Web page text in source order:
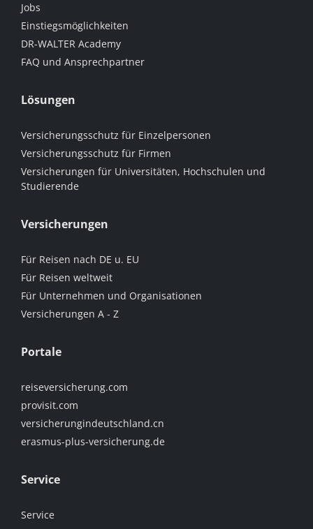
Jobs
Einstiegsmöglichkeiten
DR-WALTER Academy
FAQ und Ansprechpartner
Lösungen
Versicherungsschutz für Einzelpersonen
Versicherungsschutz für Firmen
Versicherungen für Universitäten, Hochschulen und
Studierende
Versicherungen
Für Reisen nach DE u. EU
Für Reisen weltweit
Für Unternehmen und Organisationen
Versicherungen A - Z
Portale
reiseversicherung.com
provisit.com
versicherungindeutschland.cn
erasmus-plus-versicherung.de
Service
Service